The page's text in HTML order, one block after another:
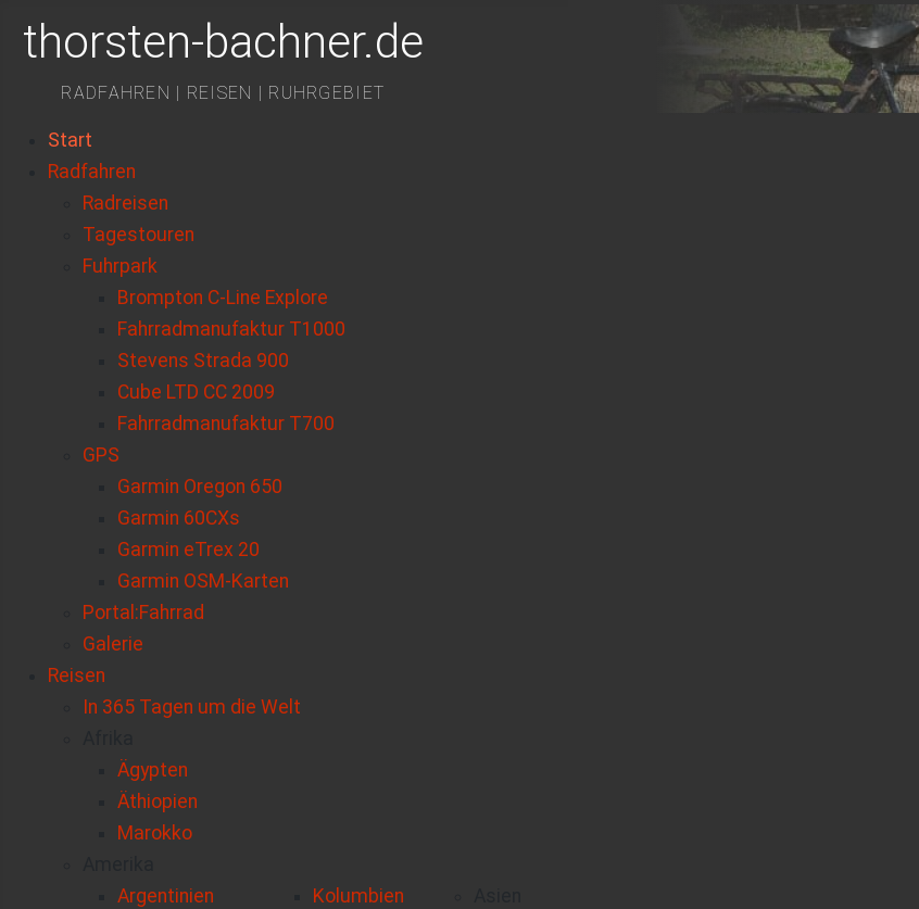
thorsten-bachner.de
RADFAHREN | REISEN | RUHRGEBIET
Start
Radfahren
Radreisen
Tagestouren
Fuhrpark
Brompton C-Line Explore
Fahrradmanufaktur T1000
Stevens Strada 900
Cube LTD CC 2009
Fahrradmanufaktur T700
GPS
Garmin Oregon 650
Garmin 60CXs
Garmin eTrex 20
Garmin OSM-Karten
Portal:Fahrrad
Galerie
Reisen
In 365 Tagen um die Welt
Ägypten
Äthiopien
Marokko
Argentinien
Kolumbien